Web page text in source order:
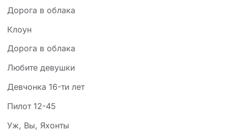
Доpога в облака
Клоун
Дорога в облака
Любите девушки
Девчонка 16-ти лет
Пилот 12-45
Уж, Вы, Яхонты